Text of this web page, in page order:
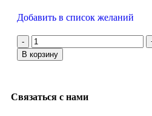
Добавить в список желаний
В корзину
Связаться с нами